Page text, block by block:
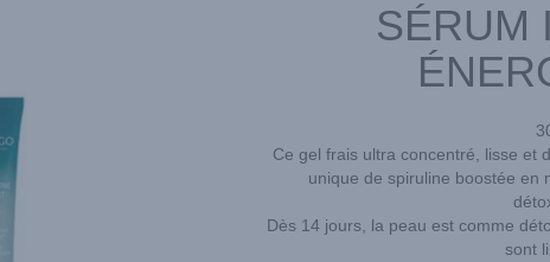
SÉRUM
Ce gel frais ultra concentré, lisse et
unique de spiruline boostée en
Dès 14 jours, la peau est comme
sont